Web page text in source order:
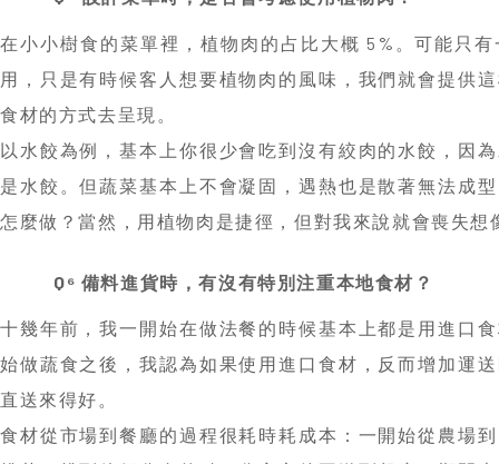
是水餃。但蔬菜基本上不會凝固，遇熱也是散著無法成
怎麼做？當然，用植物肉是捷徑，但對我來說就會喪失想
Q⁶ 備料進貨時，有沒有特別注重本地食材？
十幾年前，我一開始在做法餐的時候基本上都是用進口
始做蔬食之後，我認為如果使用進口食材，反而增加運
直送來得好。
挑菜，挑到他們分布的點，分完之後再送到餐廳，期間
過程會中有一些塵土或碰撞，原本很新鮮翠綠的蔬菜
用，這就是種浪費。
像我們目前店內的玉米、酪梨、蕃茄，都是直接跟農場
長的時間，蔬菜還是很新鮮；而且我們也可以直接跟老